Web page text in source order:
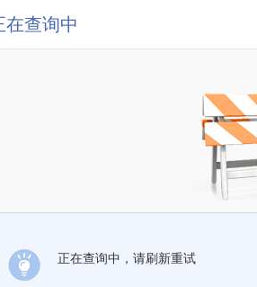
在查询中
正在查询中，请刷新重试